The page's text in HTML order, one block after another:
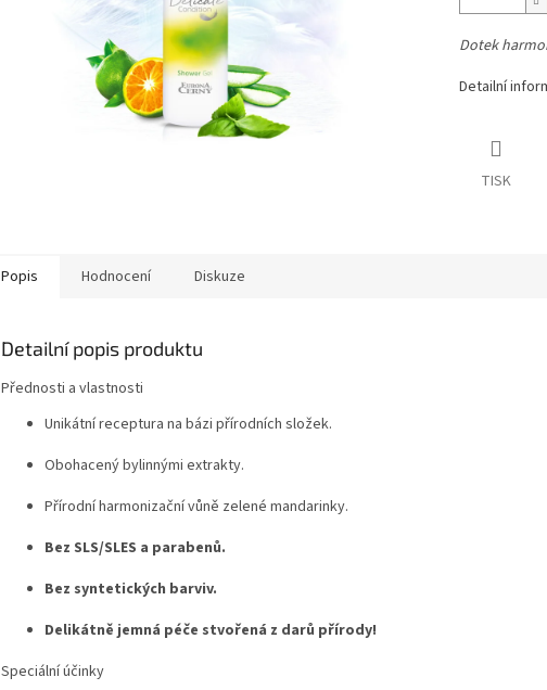
Dotek
Detailní
TISK
Popis Hodnocení Diskuze
Detailní popis produktu
Přednosti a vlastnosti
Unikátní receptura na bázi přírodních složek.
Obohacený bylinnými extrakty.
Přírodní harmonizační vůně zelené mandarinky.
Bez SLS/SLES a parabenů.
Bez syntetických barviv.
Delikátně jemná péče stvořená z darů přírody!
Speciální účinky